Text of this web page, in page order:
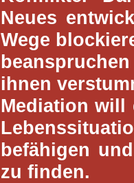
Neues
Wege
ihnen
Mediation will
befähigen
zu finden.